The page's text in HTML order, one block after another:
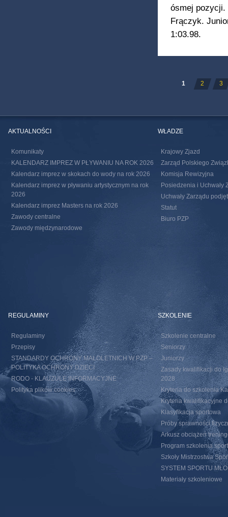
ósmej pozycji.
Frączyk.
1:03.98.
STRONY
1 2 3
AKTUALNOŚCI
Komunikaty
KALENDARZ IMPREZ W PŁYWANIU NA ROK 2026
Kalendarz imprez w skokach do wody na rok 2026
Kalendarz imprez w pływaniu artystycznym na rok
2026
Kalendarz imprez Masters na rok 2026
Zawody centralne
Zawody międzynarodowe
WŁADZE
Krajowy Zjazd
Zarząd Polskiego
Komisja Rewizyjna
Posiedzenia i Uchwały
Uchwały Zarządu
Statut
Biuro PZP
REGULAMINY
Regulaminy
Przepisy
STANDARDY OCHRONY MAŁOLETNICH W PZP –
POLITYKA OCHRONY DZIECI
RODO - KLAUZULE INFORMACYJNE
Polityka plików cookies
SZKOLENIE
Szkolenie centralne
Seniorzy
Juniorzy
Zasady kwalifikacji do
2028
Kryteria do szkolenia
Kryteria kwalifikacyjne
Klasyfikacja sportowa
Próby sprawności
Arkusz obciążeń
Program szkolenia
Szkoły Mistrzostwa
SYSTEM SPORTU
Materiały szkoleniowe